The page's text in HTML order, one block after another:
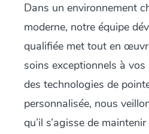
Dans un environnement
moderne, notre équipe
qualifiée met tout en
soins exceptionnels à
des technologies de
personnalisée, nous
qu’il s’agisse de